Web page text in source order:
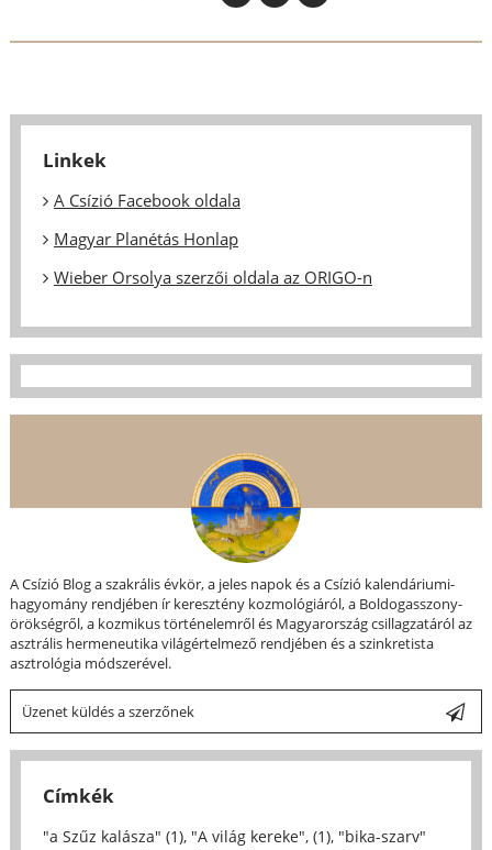
Linkek
A Csízió Facebook oldala
Magyar Planétás Honlap
Wieber Orsolya szerzői oldala az ORIGO-n
A Csízió Blog a szakrális évkör, a jeles napok és a Csízió kalendáriumi-
hagyomány rendjében ír keresztény kozmológiáról, a Boldogasszony-
örökségről, a kozmikus történelemről és Magyarország csillagzatáról az
asztrális hermeneutika világértelmező rendjében és a szinkretista
asztrológia módszerével.
Üzenet küldés a szerzőnek
Címkék
"a Szűz kalásza" (1), "A világ kereke", (1), "bika-szarv"